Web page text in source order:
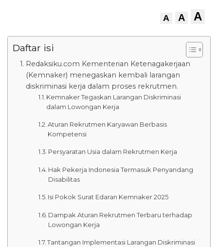
A A A
Daftar isi
Redaksiku.com Kementerian Ketenagakerjaan
(Kemnaker) menegaskan kembali larangan
diskriminasi kerja dalam proses rekrutmen.
Kemnaker Tegaskan Larangan Diskriminasi
dalam Lowongan Kerja
Aturan Rekrutmen Karyawan Berbasis
Kompetensi
Persyaratan Usia dalam Rekrutmen Kerja
Hak Pekerja Indonesia Termasuk Penyandang
Disabilitas
Isi Pokok Surat Edaran Kemnaker 2025
Dampak Aturan Rekrutmen Terbaru terhadap
Lowongan Kerja
Tantangan Implementasi Larangan Diskriminasi